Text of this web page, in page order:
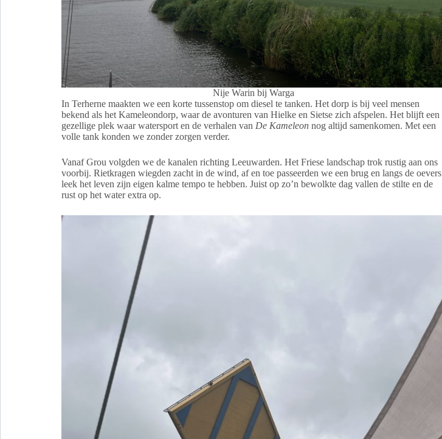
Nije Warin bij Warga
In Terherne maakten we een korte tussenstop om diesel te tanken. Het dorp is bij veel mensen
bekend als het Kameleondorp, waar de avonturen van Hielke en Sietse zich afspelen. Het blijft een
gezellige plek waar watersport en de verhalen van De Kameleon nog altijd samenkomen. Met een
volle tank konden we zonder zorgen verder.
Vanaf Grou volgden we de kanalen richting Leeuwarden. Het Friese landschap trok rustig aan ons
voorbij. Rietkragen wiegden zacht in de wind, af en toe passeerden we een brug en langs de oevers
leek het leven zijn eigen kalme tempo te hebben. Juist op zo’n bewolkte dag vallen de stilte en de
rust op het water extra op.